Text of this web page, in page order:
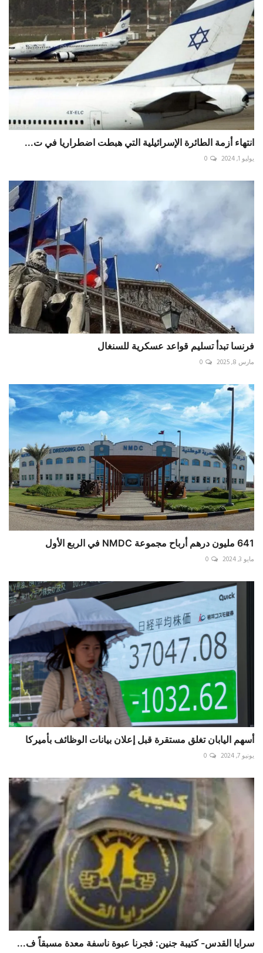
انتهاء أزمة الطائرة الإسرائيلية التي هبطت اضطراريا في ت...
يوليو 1, 2024 0
فرنسا تبدأ تسليم قواعد عسكرية للسنغال
مارس 8, 2025 0
641 مليون درهم أرباح مجموعة NMDC في الربع الأول
مايو 3, 2024 0
أسهم اليابان تغلق مستقرة قبل إعلان بيانات الوظائف بأميركا
يونيو 7, 2024 0
سرايا القدس- كتيبة جنين: فجرنا عبوة ناسفة معدة مسبقاً ف...